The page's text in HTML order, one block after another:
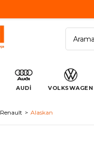
AUDİ VOLKSWAGEN
Renault Alaskan